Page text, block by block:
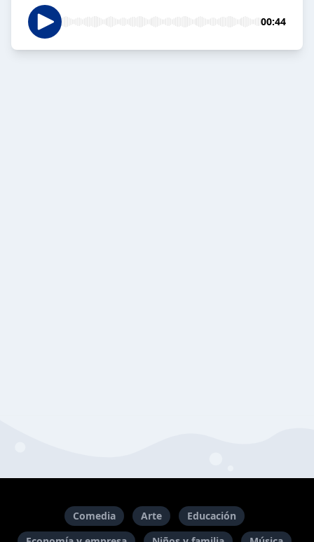
00:44
Comedia Arte
Educación